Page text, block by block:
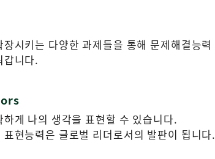
시키는 다양한 과제들을 통해 문제해결능력
갑니다.
게 나의 생각을 표현할 수 있습니다.
현능력은 글로벌 리더로서의 발판이 됩니다.